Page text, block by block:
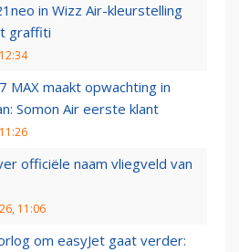
in Wizz Air-kleurstelling
graffiti
MAX maakt opwachting in
Somon Air eerste klant
officiële naam vliegveld van
11:06
om easyJet gaat verder: